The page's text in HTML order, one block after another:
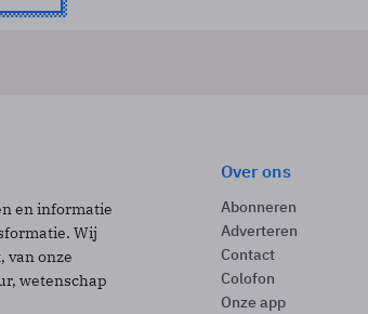
en informatie
Wij
van onze
wetenschap
Over ons
Abonneren
Adverteren
Contact
Colofon
Onze app